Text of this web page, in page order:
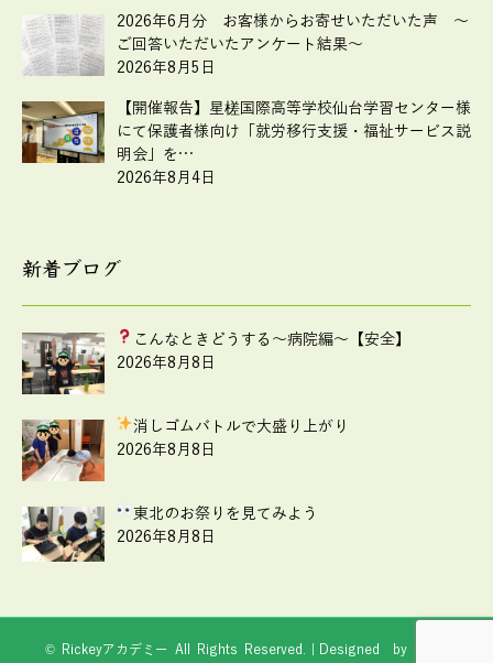
2026年6月分 お客様からお寄せいただいた声 ～
ご回答いただいたアンケート結果～
2026年8月5日
【開催報告】星槎国際高等学校仙台学習センター様
にて保護者様向け「就労移行支援・福祉サービス説
明会」を…
2026年8月4日
新着ブログ
こんなときどうする ～病院編～【安全】
2026年8月8日
消しゴムバトルで大盛り上がり
2026年8月8日
東北のお祭りを見てみよう
2026年8月8日
© Rickeyアカデミー All Rights Reserved.｜Designed by